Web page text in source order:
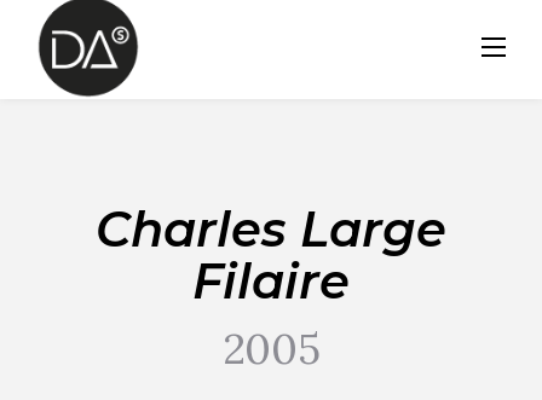
content
Charles Large
Filaire
2005